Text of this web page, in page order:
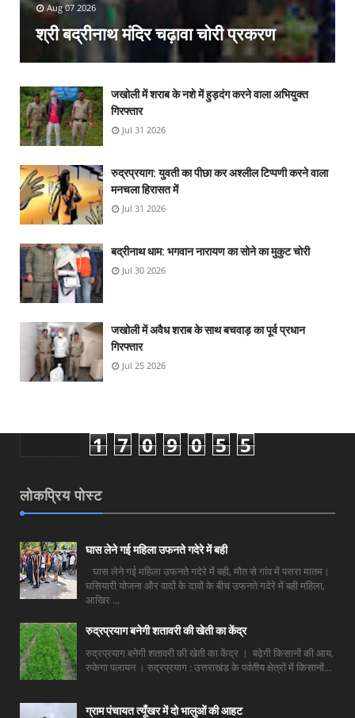
Aug 07 2026
श्री बद्रीनाथ मंदिर चढ़ावा चोरी प्रकरण
जखोली में शराब के नशे में हुड़दंग करने वाला अभियुक्त
गिरफ्तार
Jul 31 2026
रुद्रप्रयाग: युवती का पीछा कर अश्लील टिप्पणी करने वाला
मनचला हिरासत में
Jul 31 2026
बद्रीनाथ धाम: भगवान नारायण का सोने का मुकुट चोरी
Jul 30 2026
जखोली में अवैध शराब के साथ बचवाड़ का पूर्व प्रधान
गिरफ्तार
Jul 25 2026
1 7 0 9 0 5 5
लोकप्रिय पोस्ट
घास लेने गई महिला उफनते गदेरे में बही
घास लेने गई महिला उफनते गदेरे में बही, मौत से गांव में पसरा मातम।
घसियारी योजना और वादों के दावों के बीच उफनते गदेरे में बही महिला,
आखिर ...
रुद्रप्रयाग बनेगी शतावरी की खेती का केंद्र
रुद्रप्रयाग बनेगी शतावरी की खेती का केंद्र । बढ़ेगी किसानों की आय,
रुकेगा पलायन । रुद्रप्रयाग : उत्तराखंड के पर्वतीय क्षेत्रों में किसानों...
ग्राम पंचायत त्यूँखर में दो भालुओं की आहट